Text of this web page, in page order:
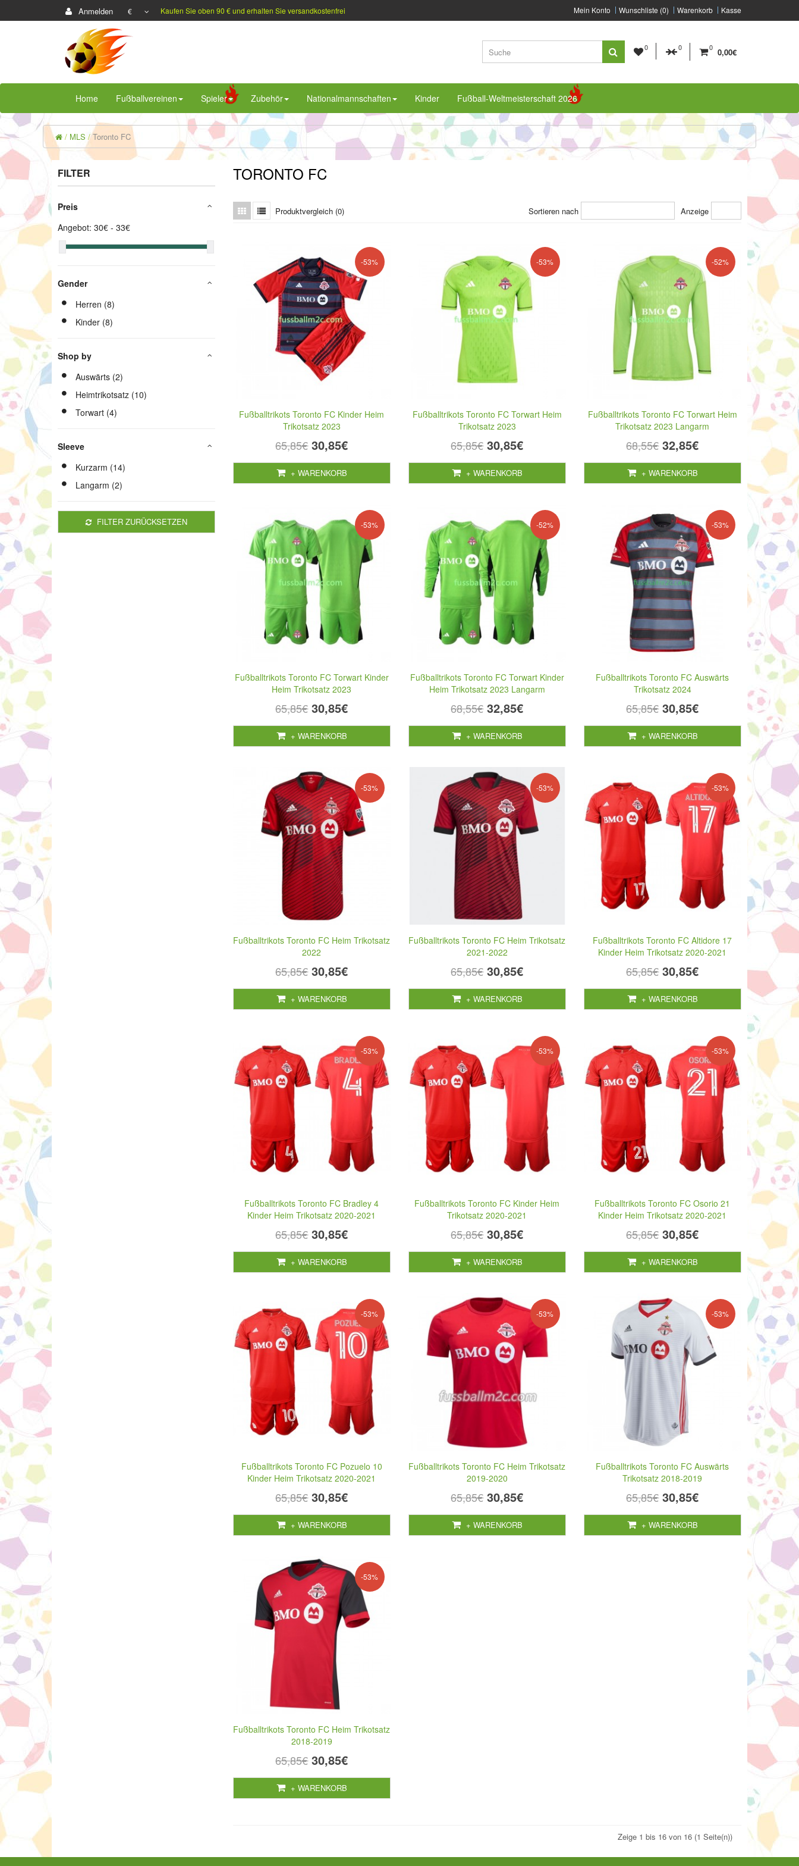
Anmelden € Kaufen Sie oben 90 € und erhalten Sie versandkostenfrei Mein Konto Wunschliste (0) Warenkorb Kasse
0 0 0 0,00€
Home Fußballvereinen Spieler Zubehör Nationalmannschaften Kinder Fußball-Weltmeisterschaft 2026
MLS Toronto FC
FILTER
Preis
Angebot: 30€ - 33€
Gender
Herren (8)
Kinder (8)
Shop by
Auswärts (2)
Heimtrikotsatz (10)
Torwart (4)
Sleeve
Kurzarm (14)
Langarm (2)
FILTER ZURÜCKSETZEN
TORONTO FC
Anzeige
Sortieren nach
Produktvergleich (0)
-53%
Fußballtrikots Toronto FC Kinder Heim
Trikotsatz 2023
65,85€ 30,85€
+ WARENKORB
-53%
Fußballtrikots Toronto FC Torwart Heim
Trikotsatz 2023
65,85€ 30,85€
+ WARENKORB
-52%
Fußballtrikots Toronto FC Torwart Heim
Trikotsatz 2023 Langarm
68,55€ 32,85€
+ WARENKORB
-53%
Fußballtrikots Toronto FC Torwart Kinder
Heim Trikotsatz 2023
65,85€ 30,85€
+ WARENKORB
-52%
Fußballtrikots Toronto FC Torwart Kinder
Heim Trikotsatz 2023 Langarm
68,55€ 32,85€
+ WARENKORB
-53%
Fußballtrikots Toronto FC Auswärts
Trikotsatz 2024
65,85€ 30,85€
+ WARENKORB
-53%
Fußballtrikots Toronto FC Heim Trikotsatz
2022
65,85€ 30,85€
+ WARENKORB
-53%
Fußballtrikots Toronto FC Heim Trikotsatz
2021-2022
65,85€ 30,85€
+ WARENKORB
-53%
Fußballtrikots Toronto FC Altidore 17
Kinder Heim Trikotsatz 2020-2021
65,85€ 30,85€
+ WARENKORB
-53%
Fußballtrikots Toronto FC Bradley 4
Kinder Heim Trikotsatz 2020-2021
65,85€ 30,85€
+ WARENKORB
-53%
Fußballtrikots Toronto FC Kinder Heim
Trikotsatz 2020-2021
65,85€ 30,85€
+ WARENKORB
-53%
Fußballtrikots Toronto FC Osorio 21
Kinder Heim Trikotsatz 2020-2021
65,85€ 30,85€
+ WARENKORB
-53%
Fußballtrikots Toronto FC Pozuelo 10
Kinder Heim Trikotsatz 2020-2021
65,85€ 30,85€
+ WARENKORB
-53%
Fußballtrikots Toronto FC Heim Trikotsatz
2019-2020
65,85€ 30,85€
+ WARENKORB
-53%
Fußballtrikots Toronto FC Auswärts
Trikotsatz 2018-2019
65,85€ 30,85€
+ WARENKORB
-53%
Fußballtrikots Toronto FC Heim Trikotsatz
2018-2019
65,85€ 30,85€
+ WARENKORB
Zeige 1 bis 16 von 16 (1 Seite(n))